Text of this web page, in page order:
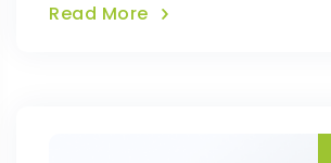
Read More